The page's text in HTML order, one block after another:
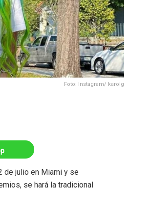
Foto: Instagram/ karolg
de julio en Miami y se
se hará la tradicional